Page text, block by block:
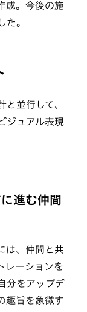
成。今後の施
た。
並行して、
ジュアル表現
進む仲間
は、仲間と共
レーションを
分をアップデ
趣旨を象徴す